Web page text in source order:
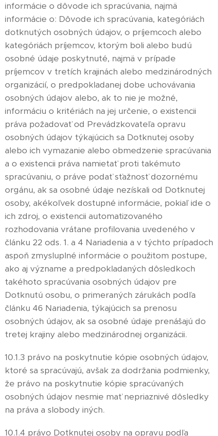
informácie o dôvode ich spracúvania, najmä
informácie o: Dôvode ich spracúvania, kategóriách
dotknutých osobných údajov, o príjemcoch alebo
kategóriách príjemcov, ktorým boli alebo budú
osobné údaje poskytnuté, najmä v prípade
príjemcov v tretích krajinách alebo medzinárodných
organizácií, o predpokladanej dobe uchovávania
osobných údajov alebo, ak to nie je možné,
informáciu o kritériách na jej určenie, o existencii
práva požadovať od Prevádzkovateľa opravu
osobných údajov týkajúcich sa Dotknutej osoby
alebo ich vymazanie alebo obmedzenie spracúvania
a o existencii práva namietať proti takémuto
spracúvaniu, o práve podať sťažnosť dozornému
orgánu, ak sa osobné údaje nezískali od Dotknutej
osoby, akékoľvek dostupné informácie, pokiaľ ide o
ich zdroj, o existencii automatizovaného
rozhodovania vrátane profilovania uvedeného v
článku 22 ods. 1. a 4 Nariadenia a v týchto prípadoch
aspoň zmysluplné informácie o použitom postupe,
ako aj význame a predpokladaných dôsledkoch
takéhoto spracúvania osobných údajov pre
Dotknutú osobu, o primeraných zárukách podľa
článku 46 Nariadenia, týkajúcich sa prenosu
osobných údajov, ak sa osobné údaje prenášajú do
tretej krajiny alebo medzinárodnej organizácii.
10.1.3 právo na poskytnutie kópie osobných údajov,
ktoré sa spracúvajú, avšak za dodržania podmienky,
že právo na poskytnutie kópie spracúvaných
osobných údajov nesmie mať nepriaznivé dôsledky
na práva a slobody iných.
10.1.4 právo Dotknutej osoby na opravu podľa